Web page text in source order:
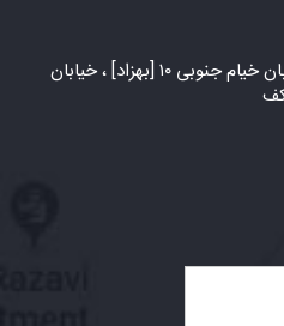
شهر مشهد، بلوار سجاد ، خیابان خیام جنوبی ۱۰ [بهزاد] ، خیابان